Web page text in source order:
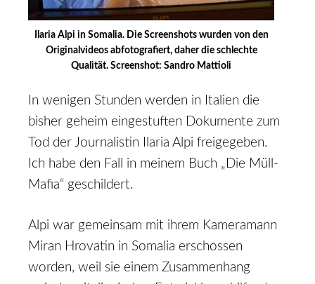
Ilaria Alpi in Somalia. Die Screenshots wurden von den
Originalvideos abfotografiert, daher die schlechte
Qualität. Screenshot: Sandro Mattioli
In wenigen Stunden werden in Italien die
bisher geheim eingestuften Dokumente zum
Tod der Journalistin Ilaria Alpi freigegeben.
Ich habe den Fall in meinem Buch „Die Müll-
Mafia“ geschildert.
Alpi war gemeinsam mit ihrem Kameramann
Miran Hrovatin in Somalia erschossen
worden, weil sie einem Zusammenhang